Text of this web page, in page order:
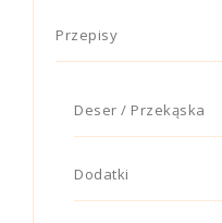
Przepisy
Deser / Przekąska
Dodatki